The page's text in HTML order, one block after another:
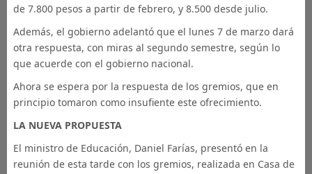
de 7.800 pesos a partir de febrero, y 8.500 desde julio.
Además, el gobierno adelantó que el lunes 7 de marzo dará
otra respuesta, con miras al segundo semestre, según lo
que acuerde con el gobierno nacional.
Ahora se espera por la respuesta de los gremios, que en
principio tomaron como insufiente este ofrecimiento.
LA NUEVA PROPUESTA
El ministro de Educación, Daniel Farías, presentó en la
reunión de esta tarde con los gremios, realizada en Casa de